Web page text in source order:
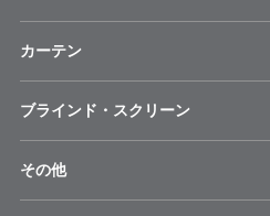
カーテン
ブラインド・スクリーン
その他